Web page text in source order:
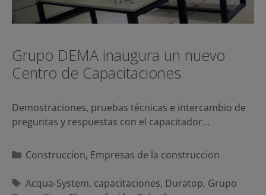
Grupo DEMA inaugura un nuevo
Centro de Capacitaciones
Demostraciones, pruebas técnicas e intercambio de
preguntas y respuestas con el capacitador…
Categorías
Construccion, Empresas de la construccion
Etiquetas
Acqua-System, capacitaciones, Duratop, Grupo